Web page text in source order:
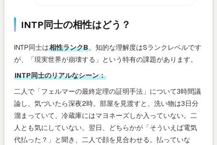
INTP同士の相性はどう？
INTP同士は相性ランクB。知的な理解度はSランクレベルです
が、「現実世界が崩壊する」という特有の課題があります。
INTP同士のリアルなシーン：
二人で「フェルマーの最終定理の証明手法」について3時間議
論し、気づいたら深夜2時。部屋を見渡すと、洗い物は3日分
溜まっていて、冷蔵庫にはマヨネーズしか入っていない。二
人とも気にしていない。翌日、どちらかが「そういえば電気
代払った？」と聞き、二人で顔を見合わせる。払っていな